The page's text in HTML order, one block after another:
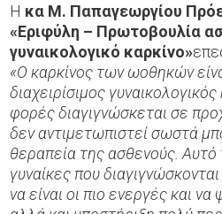
Η κα Μ. Παπαγεωργίου
«Εριφύλη – Πρωτοβουλία
γυναικολογικό καρκίνο»
«Ο καρκίνος των ωοθηκών
διαχειρίσιμος
φορές διαγιγνώσκεται σε
δεν αντιμετωπιστεί σωστά
θεραπεία της ασθενούς. Αυτό
γυναίκες που
να είναι οι πιο ενεργές και